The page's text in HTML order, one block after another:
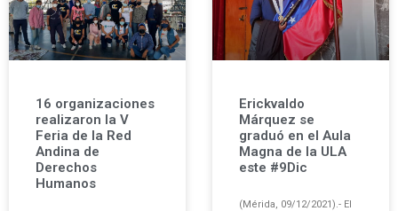
16 organizaciones
realizaron la V
Feria de la Red
Andina de
Derechos
Humanos
Erickvaldo
Márquez se
graduó en el Aula
Magna de la ULA
este #9Dic
(Mérida, 09/12/2021).- El